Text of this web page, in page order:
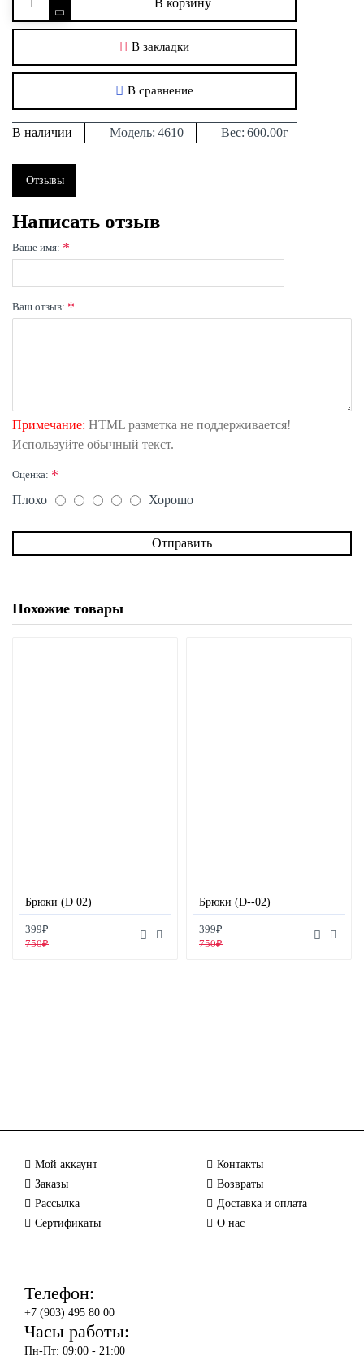
В наличии Модель: 4610 Вес: 600.00г
В корзину
В закладки
В сравнение
Отзывы
Написать отзыв
Ваше имя:
Ваш отзыв:
Примечание: HTML разметка не поддерживается!
Используйте обычный текст.
Оценка:
Плохо Хорошо
Отправить
Похожие товары
Брюки (D 02)
399₽
750₽
Брюки (D--02)
399₽
750₽
Мой аккаунт
Заказы
Рассылка
Сертификаты
Контакты
Возвраты
Доставка и оплата
О нас
Телефон:
+7 (903) 495 80 00
Часы работы:
Пн-Пт: 09:00 - 21:00